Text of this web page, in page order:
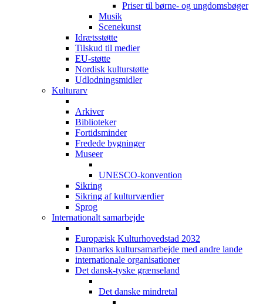
Priser til børne- og ungdomsbøger
Musik
Scenekunst
Idrætsstøtte
Tilskud til medier
EU-støtte
Nordisk kulturstøtte
Udlodningsmidler
Kulturarv
Arkiver
Biblioteker
Fortidsminder
Fredede bygninger
Museer
UNESCO-konvention
Sikring
Sikring af kulturværdier
Sprog
Internationalt samarbejde
Europæisk Kulturhovedstad 2032
Danmarks kultursamarbejde med andre lande
internationale organisationer
Det dansk-tyske grænseland
Det danske mindretal